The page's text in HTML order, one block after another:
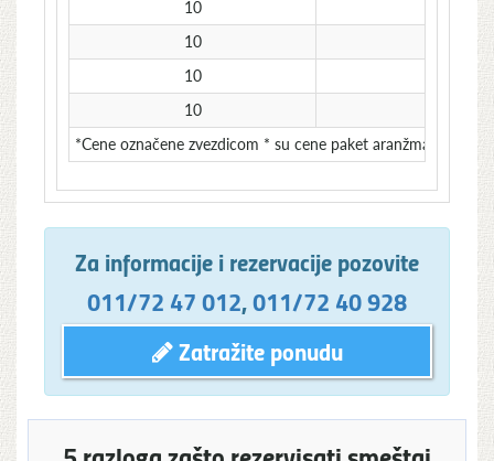
10
10
10
10
*Cene označene zvezdicom * su cene paket aranžmana u
Za informacije i rezervacije pozovite
011/72 47 012,011/72 40 928
Zatražite ponudu